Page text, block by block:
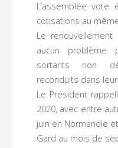
L’assemblée vote
cotisations au
Le
aucun problème
sortants non
reconduits dans
Le Président
2020, avec entre
juin en Normandie
Gard au mois de